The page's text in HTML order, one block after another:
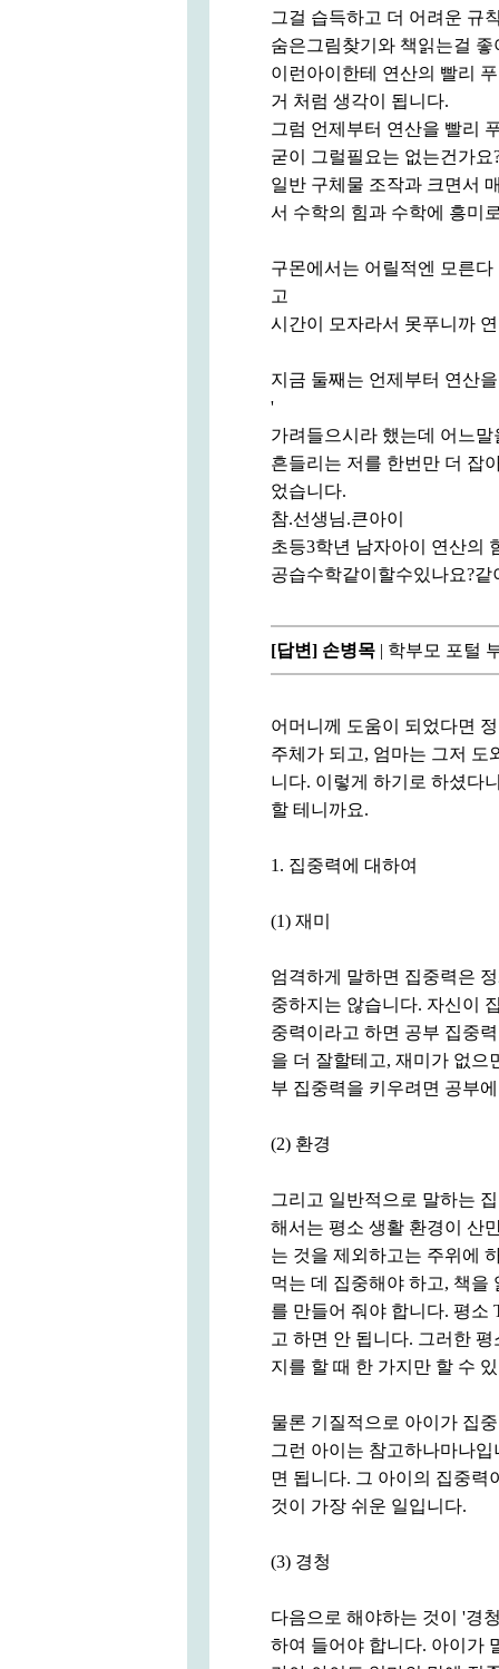
그걸 습득하고 더 어려운 규
숨은그림찾기와 책읽는걸 좋
이런아이한테 연산의 빨리
거 처럼 생각이 됩니다.
그럼 언제부터 연산을 빨리
굳이 그럴필요는 없는건가요
일반 구체물 조작과 크면서
서 수학의 힘과 수학에 흥미
구몬에서는 어릴적엔 모른
고
시간이 모자라서 못푸니까
지금 둘째는 언제부터 연산
'
가려들으시라 했는데 어느
흔들리는 저를 한번만 더 잡
었습니다.
참.선생님.큰아이
초등3학년 남자아이 연산의
공습수학같이할수있나요?
[답변] 손병목 | 학부모 포털
어머니께 도움이 되었다면
주체가 되고, 엄마는 그저 도
니다. 이렇게 하기로 하셨다
할 테니까요.
1. 집중력에 대하여
(1) 재미
엄격하게 말하면 집중력은
중하지는 않습니다. 자신이
중력이라고 하면 공부 집중
을 더 잘할테고, 재미가 없으
부 집중력을 키우려면 공부
(2) 환경
그리고 일반적으로 말하는
해서는 평소 생활 환경이 산
는 것을 제외하고는 주위에
먹는 데 집중해야 하고, 책을
를 만들어 줘야 합니다. 평소
고 하면 안 됩니다. 그러한
지를 할 때 한 가지만 할 수
물론 기질적으로 아이가 집
그런 아이는 참고하나마나
면 됩니다. 그 아이의 집중력
것이 가장 쉬운 일입니다.
(3) 경청
다음으로 해야하는 것이 '경
하여 들어야 합니다. 아이가